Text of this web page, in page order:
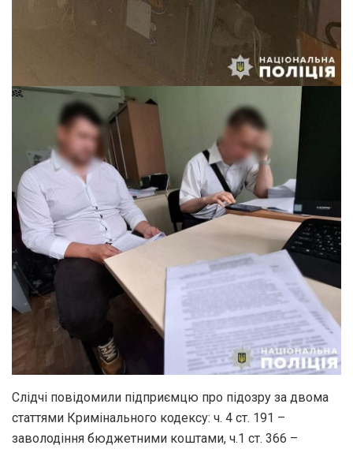
Слідчі повідомили підприємцю про підозру за двома
статтями Кримінального кодексу: ч. 4 ст. 191 –
заволодіння бюджетними коштами, ч.1 ст. 366 –